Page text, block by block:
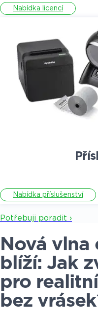
Nabídka licencí
Nabídka příslušenství
Potřebuji poradit ›
Nová vlna
blíží: Jak
pro
bez